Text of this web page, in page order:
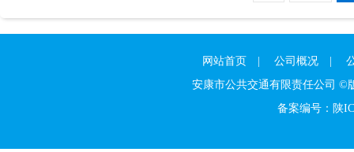
网站首页 公司概况|
安康市公共交通有限责任公司
备案编号：陕